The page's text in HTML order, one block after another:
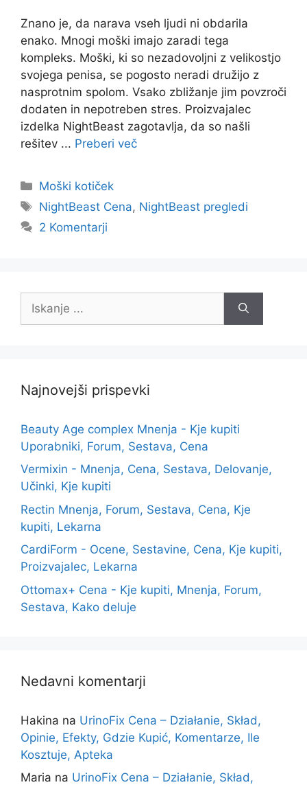
Znano je, da narava vseh ljudi ni obdarila
enako. Mnogi moški imajo zaradi tega
kompleks. Moški, ki so nezadovoljni z velikostjo
svojega penisa, se pogosto neradi družijo z
nasprotnim spolom. Vsako zbližanje jim povzroči
dodaten in nepotreben stres. Proizvajalec
izdelka NightBeast zagotavlja, da so našli
rešitev ... Preberi več
Kategorije
Moški kotiček
Oznake
NightBeast Cena, NightBeast pregledi
2 Komentarji
Najnovejši prispevki
Beauty Age complex Mnenja - Kje kupiti
Uporabniki, Forum, Sestava, Cena
Vermixin - Mnenja, Cena, Sestava, Delovanje,
Učinki, Kje kupiti
Rectin Mnenja, Forum, Sestava, Cena, Kje
kupiti, Lekarna
CardiForm - Ocene, Sestavine, Cena, Kje kupiti,
Proizvajalec, Lekarna
Ottomax+ Cena - Kje kupiti, Mnenja, Forum,
Sestava, Kako deluje
Nedavni komentarji
Hakina na UrinoFix Cena – Działanie, Skład,
Opinie, Efekty, Gdzie Kupić, Komentarze, Ile
Kosztuje, Apteka
Maria na UrinoFix Cena – Działanie, Skład,